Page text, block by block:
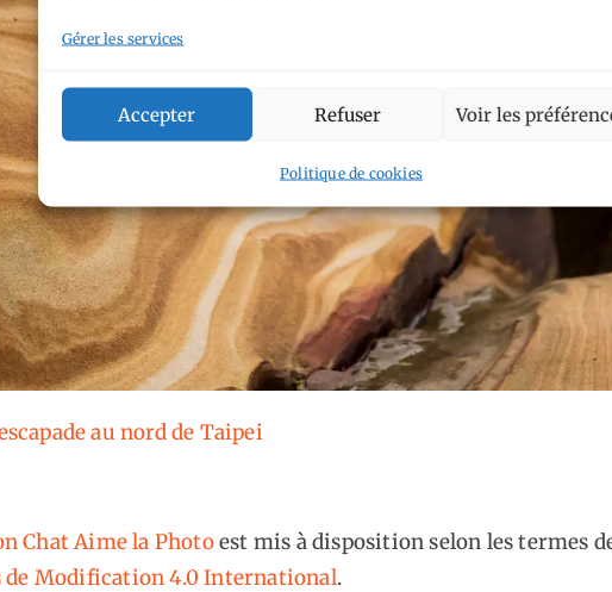
Gérer les services
Accepter Refuser Voir les
Politique de cookies
au nord de Taipei
Chat Aime la Photoest mis à disposition selon les termes
Modification 4.0 International.